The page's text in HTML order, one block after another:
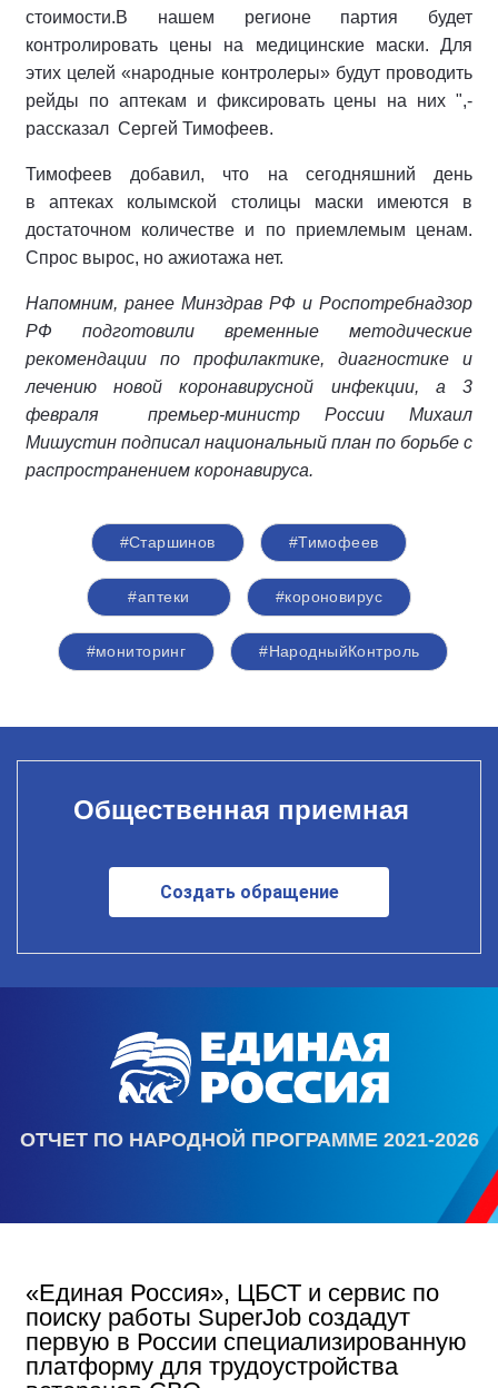
стоимости.В нашем регионе партия будет
контролировать цены на медицинские маски. Для
этих целей «народные контролеры» будут проводить
рейды по аптекам и фиксировать цены на них ",-
рассказал Сергей Тимофеев.
Тимофеев добавил, что на сегодняшний день
в аптеках колымской столицы маски имеются в
достаточном количестве и по приемлемым ценам.
Спрос вырос, но ажиотажа нет.
Напомним, ранее Минздрав РФ и Роспотребнадзор
РФ подготовили временные методические
рекомендации по профилактике, диагностике и
лечению новой коронавирусной инфекции, а 3
февраля премьер-министр России Михаил
Мишустин подписал национальный план по борьбе с
распространением коронавируса.
#Старшинов #Тимофеев
#аптеки #короновирус
#мониторинг #НародныйКонтроль
Общественная приемная
Создать обращение
ОТЧЕТ ПО НАРОДНОЙ ПРОГРАММЕ 2021-2026
«Единая Россия», ЦБСТ и сервис по
поиску работы SuperJob создадут
первую в России специализированную
платформу для трудоустройства